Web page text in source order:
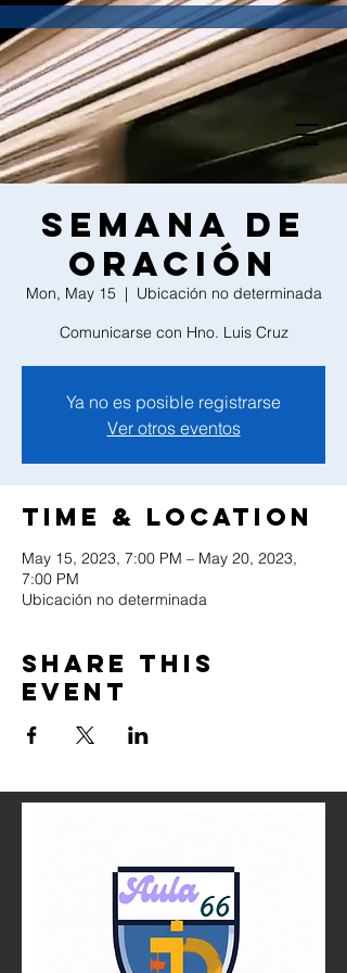
Semana de
Oración
Mon, May 15
  |
Ubicación no determinada
Comunicarse con Hno. Luis Cruz
Ya no es posible registrarse
Ver otros eventos
Time & Location
May 15, 2023, 7:00 PM – May 20, 2023,
7:00 PM
Ubicación no determinada
Share this
event